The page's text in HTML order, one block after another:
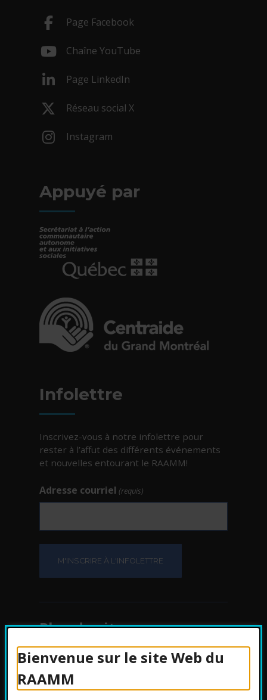
Bienvenue sur le site Web du
RAAMM
Page Facebook
Chaîne YouTube
Page LinkedIn
Réseau social X
Instagram
Appuyé par
Infolettre
Inscrivez-vous à notre infolettre pour
rester à l’affut des différents événements
et nouvelles entourant le RAAMM!
Adresse courriel (requis)
Plan du site
Protection des
renseignements